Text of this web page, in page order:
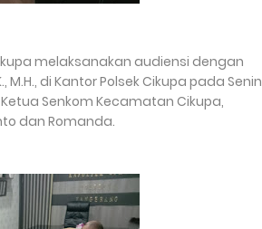
melaksanakan audiensi dengan
M.H., di Kantor Polsek Cikupa pada Senin
Senkom Kecamatan Cikupa,
dan Romanda.